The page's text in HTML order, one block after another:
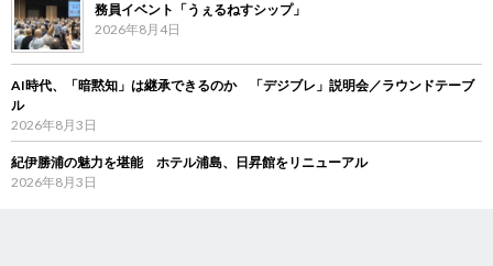
務員イベント「うぇるねすシップ」
2026年8月4日
AI時代、「暗黙知」は継承できるのか 「デジブレ」説明会／ラウンドテーブ
ル
2026年8月3日
紀伊勝浦の魅力を堪能 ホテル浦島、日昇館をリニューアル
2026年8月3日